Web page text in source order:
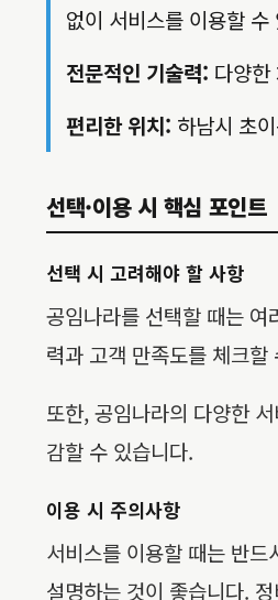
없이 서비스를 이용할 수
전문적인 기술력: 다양한
편리한 위치: 하남시 초
선택·이용 시 핵심 포인트
선택 시 고려해야 할 사항
공임나라를 선택할 때는
력과 고객 만족도를 체크
또한, 공임나라의 다양한
감할 수 있습니다.
이용 시 주의사항
서비스를 이용할 때는 반
설명하는 것이 좋습니다.